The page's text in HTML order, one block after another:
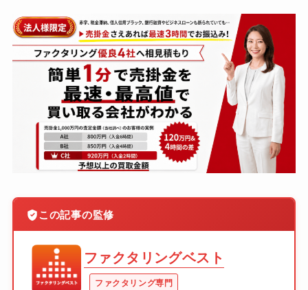
この記事の監修
ファクタリングベスト
ファクタリング専門